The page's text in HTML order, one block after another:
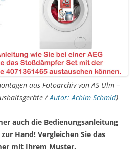
aus Fotoarchiv von AS Ulm –
/Autor: Achim Schmid)
auch die Bedienungsanleitung
Hand! Vergleichen Sie das
mit Ihrem Muster.